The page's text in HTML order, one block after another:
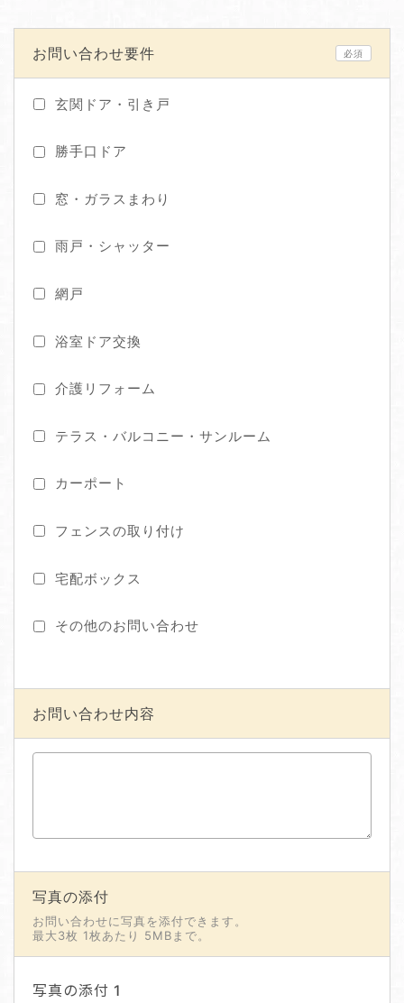
お問い合わせ要件 必須
玄関ドア・引き戸
勝手口ドア
窓・ガラスまわり
雨戸・シャッター
網戸
浴室ドア交換
介護リフォーム
テラス・バルコニー・サンルーム
カーポート
フェンスの取り付け
宅配ボックス
その他のお問い合わせ
お問い合わせ内容
写真の添付
お問い合わせに写真を添付できます。
最大3枚 1枚あたり 5MBまで。
写真の添付 1